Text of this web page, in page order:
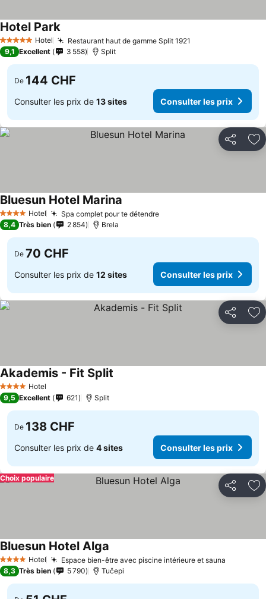
5 Étoiles Hotel Restaurant haut de gamme Split 1921
Hotel Park
9,1 Excellent 3 558 Split
De 144 CHF
Consulter les prix de 13 sites Consulter les prix
Partager
4 Étoiles Hotel Spa complet pour te détendre
Bluesun Hotel Marina
8,4 Très bien 2 854 Brela
De 70 CHF
Consulter les prix de 12 sites Consulter les prix
Partager
4 Étoiles Hotel
Akademis - Fit Split
9,5 Excellent 621 Split
De 138 CHF
Consulter les prix de 4 sites Consulter les prix
Partager
Choix populaire
4 Étoiles Hotel Espace bien-être avec piscine intérieure et sauna
Bluesun Hotel Alga
8,3 Très bien 5 790 Tučepi